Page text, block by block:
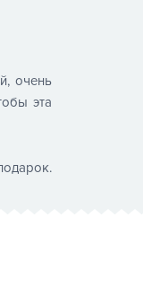
очень
эта